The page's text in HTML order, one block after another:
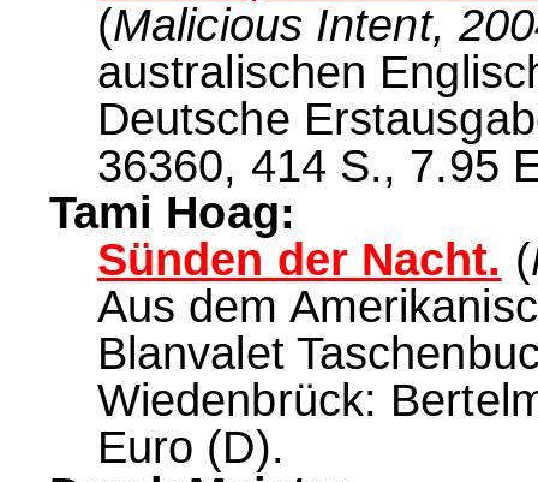
(Malicious Intent,
australischen
Deutsche
36360, 414 S., 7.95
Tami Hoag:
Sünden der Nacht. (
Aus dem
Blanvalet
Wiedenbrück:
Euro (D).